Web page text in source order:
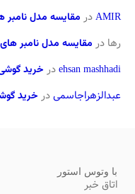
AMIRدر مقایسه مدل نامبر
رها در مقایسه مدل نامبر
ehsan mashhadiدر خرید
عبدالزهراجاسمیدر خرید
با وتوس استور
اتاق خبر